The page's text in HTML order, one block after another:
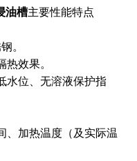
油槽主要性能特点
。
效果。
水位、无溶液保护指
、加热温度（及实际温